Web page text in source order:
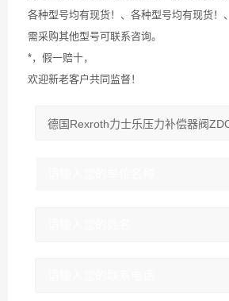
各种型号均有现货！、各种型号均有现货！、
需采购其他型号可联系咨询。
*，假一赔十，
欢迎新老客户共同监督！